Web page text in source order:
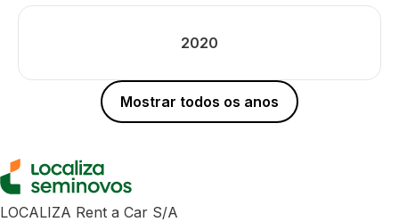
2020
Mostrar todos os anos
LOCALIZA Rent a Car S/A